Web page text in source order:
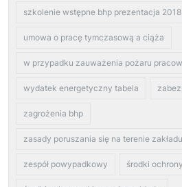
szkolenie wstępne bhp prezentacja 2018
umowa o pracę tymczasową a ciąża
w przypadku zauważenia pożaru
wydatek energetyczny tabela
zagrożenia bhp
zasady poruszania się na terenie
zespół powypadkowy środki